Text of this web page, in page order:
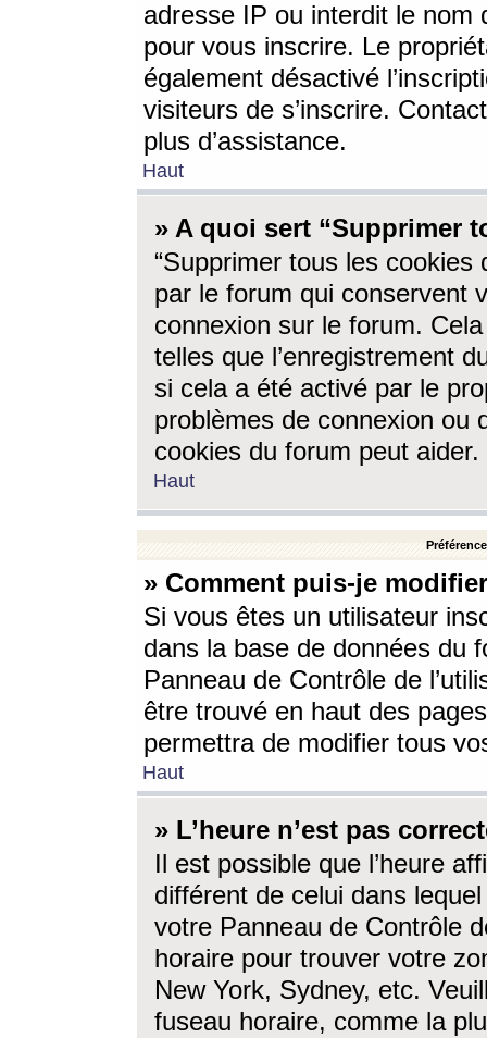
adresse IP ou interdit le nom
pour vous inscrire. Le
également désactivé
visiteurs de s’inscrire.
plus d’assistance.
Haut
» A quoi sert “Supprimer
“Supprimer tous les cookies
par le forum qui conservent
connexion sur le forum.
telles que l’enregistrement
si cela a été activé par le
problèmes de connexion ou
cookies du forum peut aider.
Haut
» Comment puis-je
Si vous êtes un utilisateur
dans la base de données du
Panneau de Contrôle de
être trouvé en haut des
permettra de modifier tous
Haut
» L’heure n’est pas
Il est possible que l’heure
différent de celui dans
votre Panneau de Contrôle
horaire pour trouver votre
New York, Sydney, etc.
fuseau horaire, comme la